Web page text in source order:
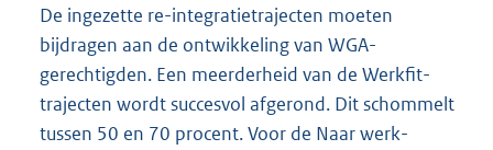
De ingezette re-integratietrajecten moeten
bijdragen aan de ontwikkeling van WGA-
gerechtigden. Een meerderheid van de Werkfit-
trajecten wordt succesvol afgerond. Dit schommelt
tussen 50 en 70 procent. Voor de Naar werk-